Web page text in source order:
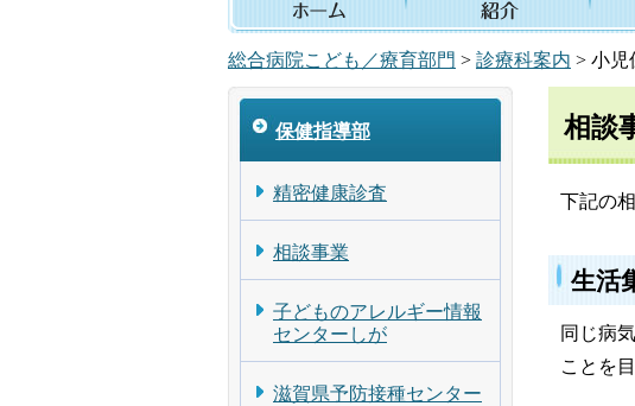
総合病院こども／療育部門 > 診療科案内 > 小児
保健指導部
精密健康診査
相談事業
子どものアレルギー情報
センターしが
滋賀県予防接種センター
相談
下記の
生活
同じ病
ことを